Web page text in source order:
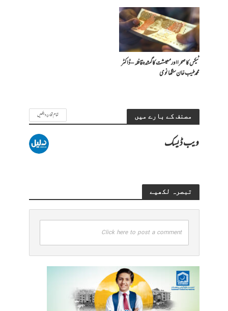
ٹیکس کا صحرا اور معیشت کا گمشدہ قافلہ – ڈاکٹر
محمد طیب خان سنگھانوی
مصنف کے بارے میں تمام تحاریر دیکھیں
ویب ڈیسک
تبصرہ لکھیے
Click here to post a comment